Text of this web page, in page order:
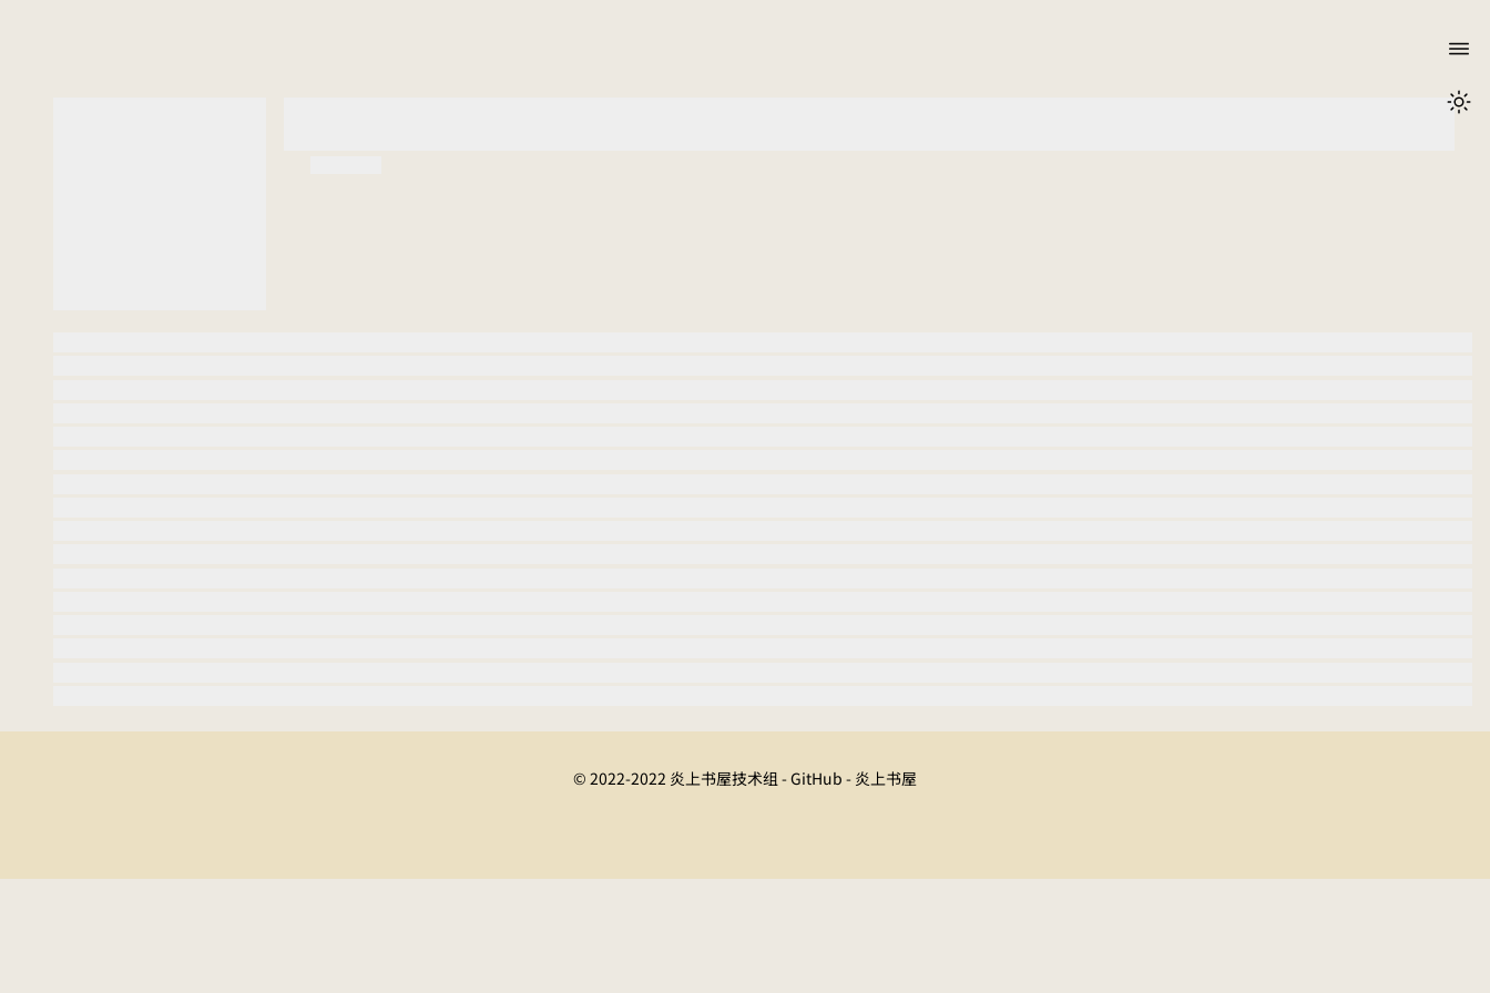
© 2022-2022 炎上书屋技术组 - GitHub - 炎上书屋